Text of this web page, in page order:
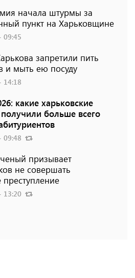
начала штурмы за
пункт на Харьковщине
09:45
запретили пить
и мыть ею посуду
14:18
какие харьковские
больше всего
09:48
призывает
не совершать
преступление
13:20